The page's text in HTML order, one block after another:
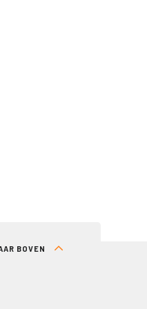
BOVEN